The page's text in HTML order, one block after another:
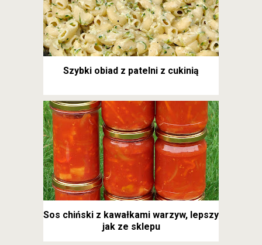
Szybki obiad z patelni z cukinią
Sos chiński z kawałkami warzyw, lepszy
jak ze sklepu